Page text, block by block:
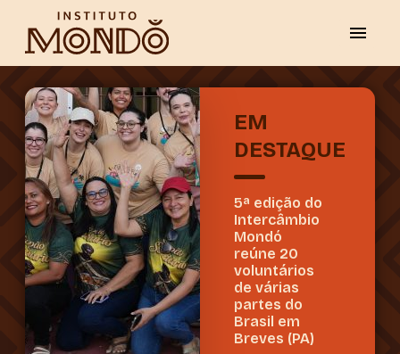
EM
DESTAQUE
5ª edição do
Intercâmbio
Mondó
reúne 20
voluntários
de várias
partes do
Brasil em
Breves (PA)